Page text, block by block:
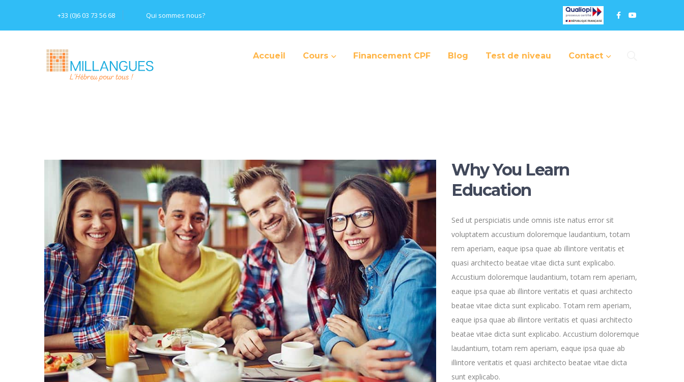
+33 (0)6 03 73 56 68 Qui sommes nous?
Accueil Cours Financement CPF Blog Test de niveau Contact
Why You Learn
Education
Sed ut perspiciatis unde omnis iste natus error sit
voluptatem accustium doloremque laudantium, totam
rem aperiam, eaque ipsa quae ab illintore veritatis et
quasi architecto beatae vitae dicta sunt explicabo.
Accustium doloremque laudantium, totam rem aperiam,
eaque ipsa quae ab illintore veritatis et quasi architecto
beatae vitae dicta sunt explicabo. Totam rem aperiam,
eaque ipsa quae ab illintore veritatis et quasi architecto
beatae vitae dicta sunt explicabo. Accustium doloremque
laudantium, totam rem aperiam, eaque ipsa quae ab
illintore veritatis et quasi architecto beatae vitae dicta
sunt explicabo.